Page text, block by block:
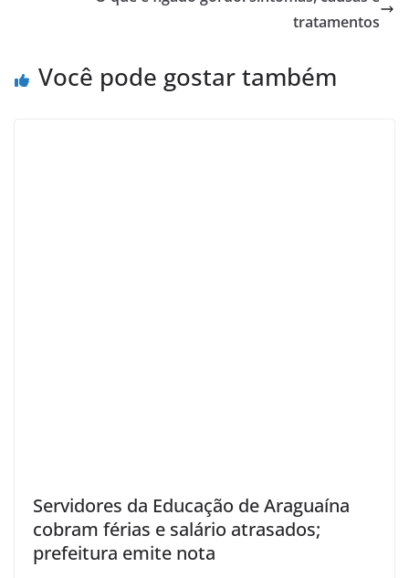
tratamentos
Você pode gostar também
Servidores da Educação de Araguaína
cobram férias e salário atrasados;
prefeitura emite nota